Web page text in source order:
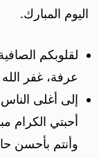
اليوم المبارك.
لقلوبكم
عرفة، غفر
إلى أغلى
أحبتي الكرام
وأنتم بأحسن